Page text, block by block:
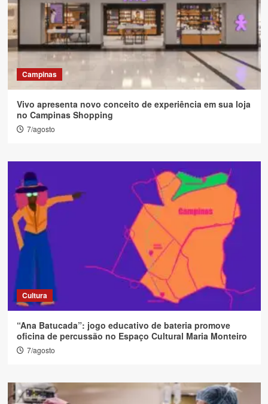
Campinas
Vivo apresenta novo conceito de experiência em sua loja
no Campinas Shopping
7/agosto
Cultura
“Ana Batucada”: jogo educativo de bateria promove
oficina de percussão no Espaço Cultural Maria Monteiro
7/agosto